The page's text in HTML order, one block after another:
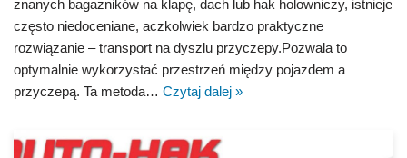
znanych bagażników na klapę, dach lub hak holowniczy, istnieje
często niedoceniane, aczkolwiek bardzo praktyczne
rozwiązanie – transport na dyszlu przyczepy.Pozwala to
optymalnie wykorzystać przestrzeń między pojazdem a
przyczepą. Ta metoda… Czytaj dalej »